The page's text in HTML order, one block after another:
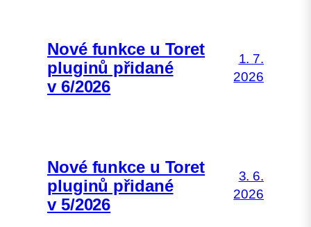
Nové funkce u Toret
pluginů přidané
v 6/2026
1. 7.
2026
Nové funkce u Toret
pluginů přidané
v 5/2026
3. 6.
2026